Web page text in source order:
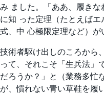
み ました。「ああ、履き
に知 った定理（たとえば
式、中 心極限定理など）が
技術者駆け出しのころから
って、それこそ「生兵法」
だろうか？」と（業務多忙
が、慣れない青い草鞋を履